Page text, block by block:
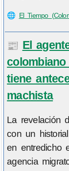
🌐 El Tiempo
📰 El
tiene
machista
La revelación
con un
en entredicho
agencia